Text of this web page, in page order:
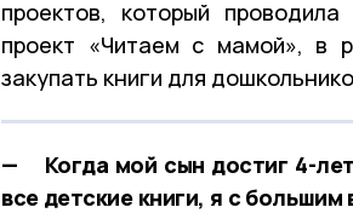
проектов, который
проект «Читаем с мамой», в
закупать книги для
— Когда мой сын достиг 4-
все детские книги, я с